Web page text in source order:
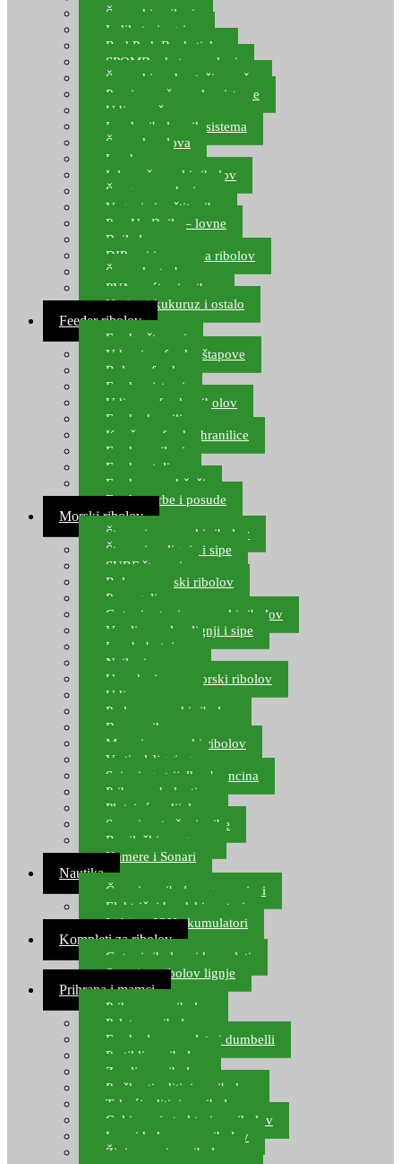
Šaranski najloni
Indikatori ugriza
Rod Pod, Banksticks
SPOMB rakete, markeri
Šaranski podmetači, mreže
Pernice za šaranske sisteme
Udice za šarana, amura
Izrada ribolovnih sistema
Šaranska olova
Leadcore
Igle za šaranski ribolov
Špage, upredenice
Vaganje i zaštita ribe
Pop Up Boile – lovne
Boile lovne
DIP-ovi i arome za ribolov
Šaranske torbe
PVA vrećice i pribor
Umjetni kukuruz i ostalo
Feeder ribolov
Feeder štapovi
Vrhovi za feeder štapove
Role za feeder
Feeder sistemi
Udice za feeder ribolov
Feeder hranilice
Kopče za feeder hranilice
Feeder najloni
Feeder stolice
Feeder arm držači
Feeder torbe i posude
Morski ribolov
Štapovi za morski ribolov
Štapovi za lignje i sipe
SURF štapovi
Role za morski ribolov
Parangali
Gotovi setovi za morski ribolov
Varalice za lov lignji i sipe
Lov hobotnice
Najloni za more
Upredenice za morski ribolov
Udice za more
Perle za morski ribolov
Brum prihrana za more
Mamci za morski ribolov
Vertical Jigging
Spinning strijelke, brancina
Pribor za bolentino
Plutajuća odijela
Sonari za traženje ribe
Ronilački program
Kamere i Sonari
Nautika
Čamci za ribolov, gumenjaci
Električni brodski motori
Lithium ION akumulatori
Kompleti za ribolov
Gotovi ribolovni kompleti
Setovi za ribolov lignje
Prihrana i mamci
Prihrana za ribolov
Pelete za ribolov
Feeder lovne pelete i dumbelli
Partikli za ribolov
Zemlja za ribolov
Praškasti aditivi za ribolov
Tekući aditivi za ribolov
Gel i sprej atraktori za ribolov
Lovni kukuruz za ribolov
Živi mamci za ribolov